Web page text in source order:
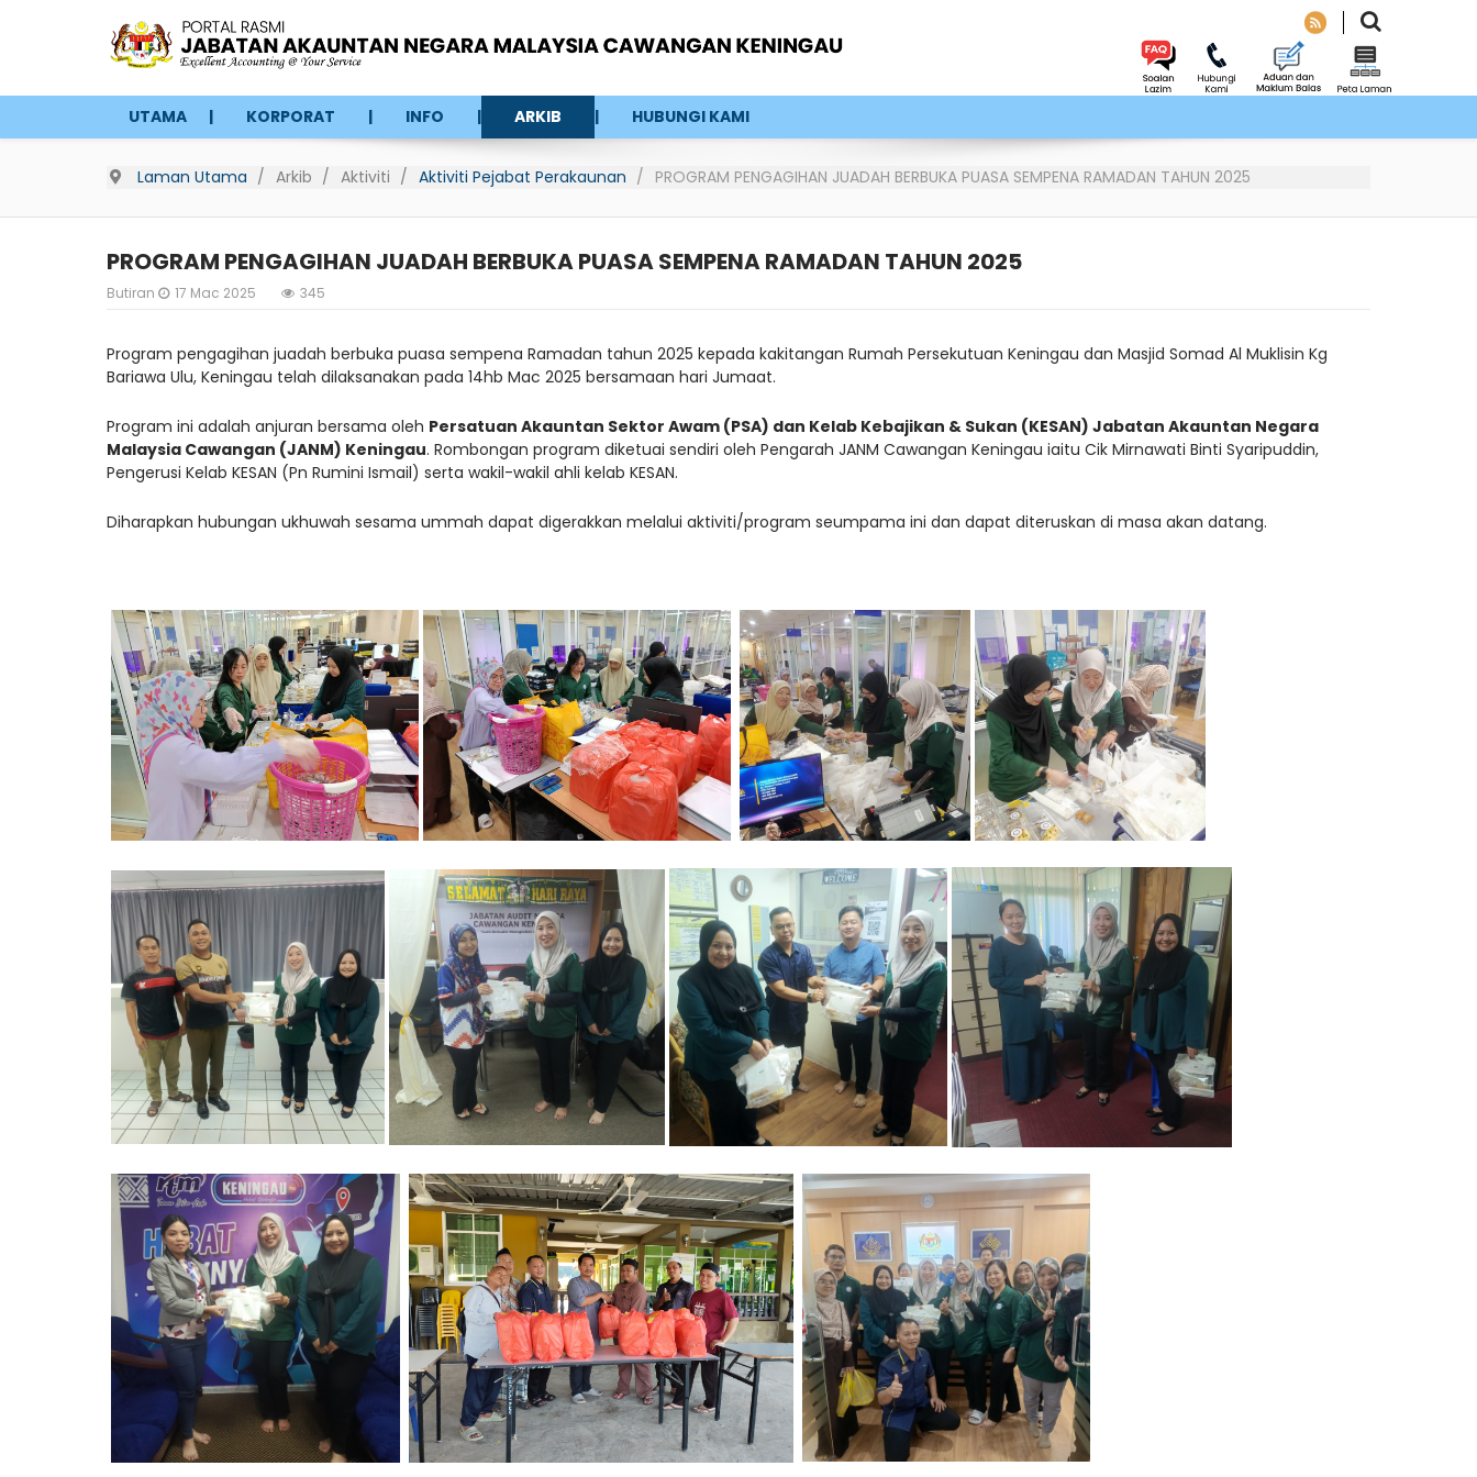
UTAMA KORPORAT INFO ARKIB HUBUNGI KAMI
Laman Utama Arkib Aktiviti Aktiviti Pejabat Perakaunan PROGRAM PENGAGIHAN JUADAH BERBUKA PUASA SEMPENA RAMADAN TAHUN 2025
PROGRAM PENGAGIHAN JUADAH BERBUKA PUASA SEMPENA RAMADAN TAHUN 2025
Butiran 17 Mac 2025 345
Program pengagihan juadah berbuka puasa sempena Ramadan tahun 2025 kepada kakitangan Rumah Persekutuan Keningau dan Masjid Somad Al Muklisin Kg
Bariawa Ulu, Keningau telah dilaksanakan pada 14hb Mac 2025 bersamaan hari Jumaat.
Program ini adalah anjuran bersama oleh Persatuan Akauntan Sektor Awam (PSA) dan Kelab Kebajikan & Sukan (KESAN) Jabatan Akauntan Negara
Malaysia Cawangan (JANM) Keningau. Rombongan program diketuai sendiri oleh Pengarah JANM Cawangan Keningau iaitu Cik Mirnawati Binti Syaripuddin,
Pengerusi Kelab KESAN (Pn Rumini Ismail) serta wakil-wakil ahli kelab KESAN.
Diharapkan hubungan ukhuwah sesama ummah dapat digerakkan melalui aktiviti/program seumpama ini dan dapat diteruskan di masa akan datang.